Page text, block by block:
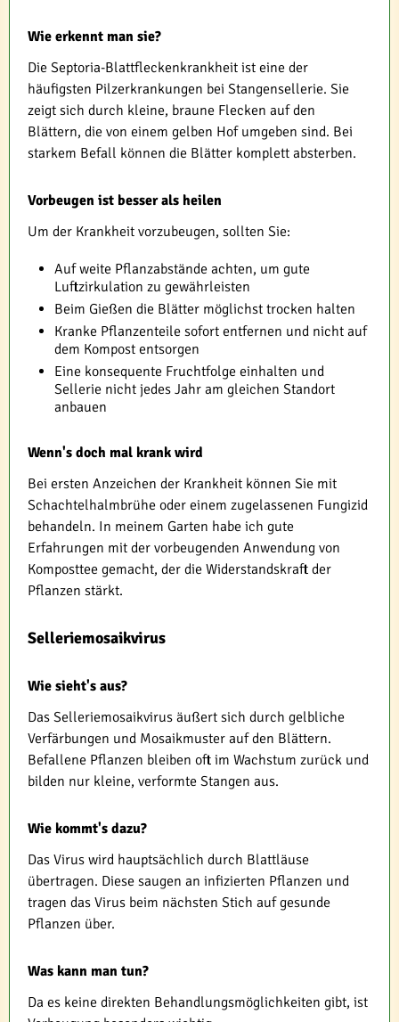
Wie erkennt man sie?
Die Septoria-Blattfleckenkrankheit ist eine der
häufigsten Pilzerkrankungen bei Stangensellerie. Sie
zeigt sich durch kleine, braune Flecken auf den
Blättern, die von einem gelben Hof umgeben sind. Bei
starkem Befall können die Blätter komplett absterben.
Vorbeugen ist besser als heilen
Um der Krankheit vorzubeugen, sollten Sie:
Auf weite Pflanzabstände achten, um gute
Luftzirkulation zu gewährleisten
Beim Gießen die Blätter möglichst trocken halten
Kranke Pflanzenteile sofort entfernen und nicht auf
dem Kompost entsorgen
Eine konsequente Fruchtfolge einhalten und
Sellerie nicht jedes Jahr am gleichen Standort
anbauen
Wenn's doch mal krank wird
Bei ersten Anzeichen der Krankheit können Sie mit
Schachtelhalmbrühe oder einem zugelassenen Fungizid
behandeln. In meinem Garten habe ich gute
Erfahrungen mit der vorbeugenden Anwendung von
Komposttee gemacht, der die Widerstandskraft der
Pflanzen stärkt.
Selleriemosaikvirus
Wie sieht's aus?
Das Selleriemosaikvirus äußert sich durch gelbliche
Verfärbungen und Mosaikmuster auf den Blättern.
Befallene Pflanzen bleiben oft im Wachstum zurück und
bilden nur kleine, verformte Stangen aus.
Wie kommt's dazu?
Das Virus wird hauptsächlich durch Blattläuse
übertragen. Diese saugen an infizierten Pflanzen und
tragen das Virus beim nächsten Stich auf gesunde
Pflanzen über.
Was kann man tun?
Da es keine direkten Behandlungsmöglichkeiten gibt, ist